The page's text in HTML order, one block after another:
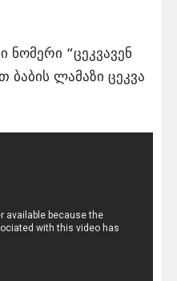
ნომერი “ცეკვავენ
ბაბის ლამაზი ცეკვა